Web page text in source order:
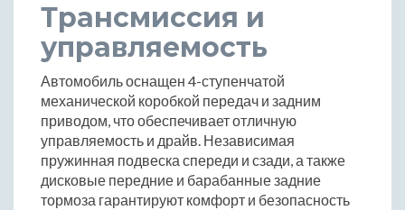
Трансмиссия и
управляемость
Автомобиль оснащен 4-ступенчатой
механической коробкой передач и задним
приводом, что обеспечивает отличную
управляемость и драйв. Независимая
пружинная подвеска спереди и сзади, а также
дисковые передние и барабанные задние
тормоза гарантируют комфорт и безопасность